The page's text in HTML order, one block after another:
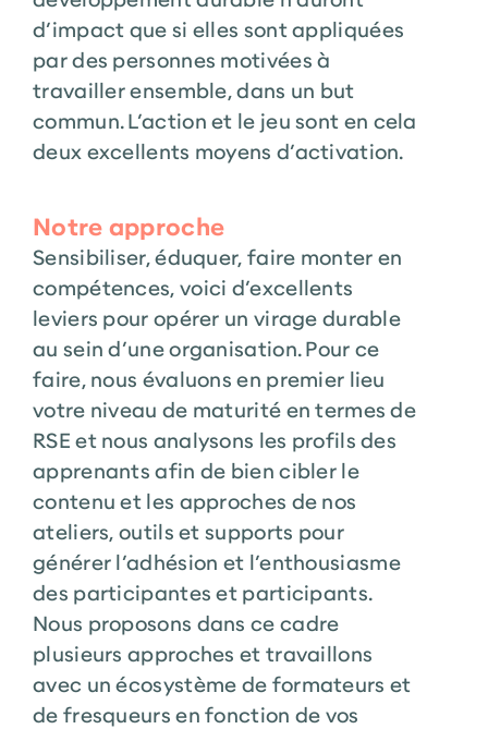
d’impact que si elles sont appliquées
par des personnes motivées à
travailler ensemble, dans un but
commun. L’action et le jeu sont en cela
deux excellents moyens d’activation.
Notre approche
Sensibiliser, éduquer, faire monter en
compétences, voici d’excellents
leviers pour opérer un virage durable
au sein d’une organisation. Pour ce
faire, nous évaluons en premier lieu
votre niveau de maturité en termes de
RSE et nous analysons les profils des
apprenants afin de bien cibler le
contenu et les approches de nos
ateliers, outils et supports pour
générer l’adhésion et l’enthousiasme
des participantes et participants.
Nous proposons dans ce cadre
plusieurs approches et travaillons
avec un écosystème de formateurs et
de fresqueurs en fonction de vos